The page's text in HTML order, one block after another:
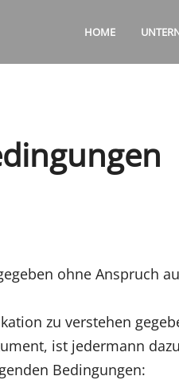
HOME
ohne Anspruch
zu verstehen
ist jedermann
Bedingungen: